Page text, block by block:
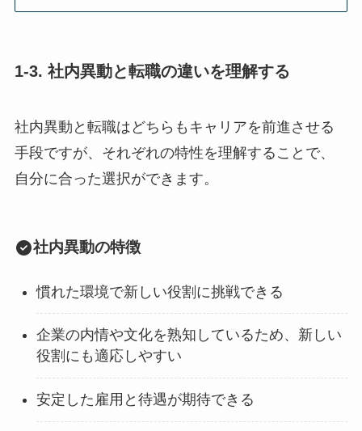
1-3. 社内異動と転職の違いを理解する
社内異動と転職はどちらもキャリアを前進させる
手段ですが、それぞれの特性を理解することで、
自分に合った選択ができます。
社内異動の特徴
慣れた環境で新しい役割に挑戦できる
企業の内情や文化を熟知しているため、新しい
役割にも適応しやすい
安定した雇用と待遇が期待できる